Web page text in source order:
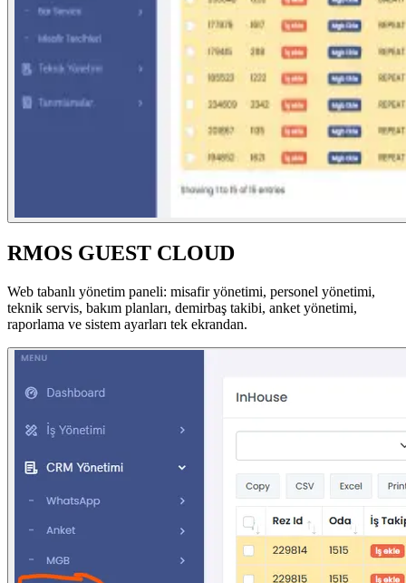
RMOS GUEST CLOUD
Web tabanlı yönetim paneli: misafir yönetimi, personel yönetimi,
teknik servis, bakım planları, demirbaş takibi, anket yönetimi,
raporlama ve sistem ayarları tek ekrandan.